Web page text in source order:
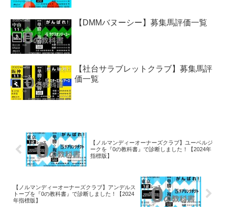
【DMMバヌーシー】募集馬評価一覧
【社台サラブレットクラブ】募集馬評
価一覧
【ノルマンディーオーナーズクラブ】ユーベルジ
ークを『0の教科書』で診断しました！【2024年
指標版】
【ノルマンディーオーナーズクラブ】アンデルス
トープを『0の教科書』で診断しました！【2024
年指標版】